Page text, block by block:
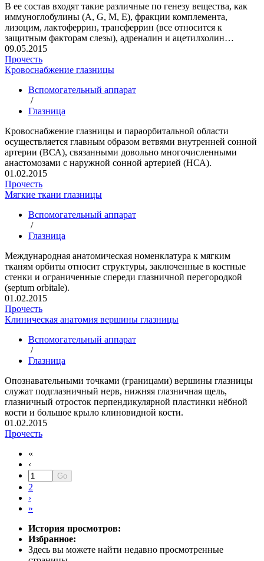
В ее состав входят такие различные по генезу вещества, как
иммуноглобулины (A, G, М, Е), фракции комплемента,
лизоцим, лактоферрин, трансферрин (все относится к
защитным факторам слезы), адреналин и ацетилхолин…
09.05.2015
Прочесть
Кровоснабжение глазницы
Вспомогательный аппарат
/
Глазница
Кровоснабжение глазницы и параорбитальной области
осуществляется главным образом ветвями внутренней сонной
артерии (ВСА), связанными довольно многочисленными
анастомозами с наружной сонной артерией (НСА).
01.02.2015
Прочесть
Мягкие ткани глазницы
Вспомогательный аппарат
/
Глазница
Международная анатомическая номенклатура к мягким
тканям орбиты относит структуры, заключенные в костные
стенки и ограниченные спереди глазничной перегородкой
(septum orbitale).
01.02.2015
Прочесть
Клиническая анатомия вершины глазницы
Вспомогательный аппарат
/
Глазница
Опознавательными точками (границами) вершины глазницы
служат подглазничный нерв, нижняя глазничная щель,
глазничный отросток перпендикулярной пластинки нёбной
кости и большое крыло клиновидной кости.
01.02.2015
Прочесть
«
‹
2
›
»
История просмотров:
Избранное:
Здесь вы можете найти недавно просмотренные